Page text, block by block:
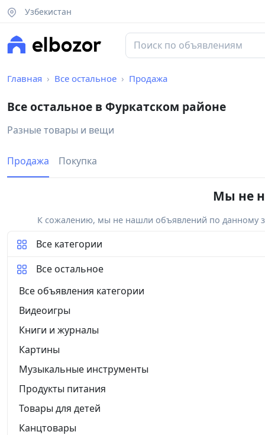
Узбекистан
Главная Все остальное Продажа
Все остальное в Фуркатском районе
Разные товары и вещи
Продажа Покупка
Мы не
К сожалению, мы не нашли объявлений по данному
Все категории
Все остальное
Все объявления категории
Видеоигры
Книги и журналы
Картины
Музыкальные инструменты
Продукты питания
Товары для детей
Канцтовары